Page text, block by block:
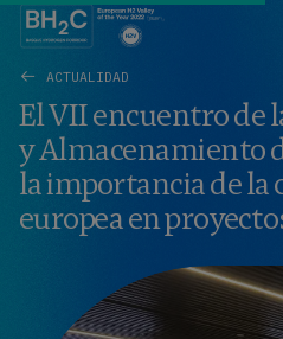
ACTUALIDAD
El VII encuentro de
y Almacenamiento
la importancia de la
europea en